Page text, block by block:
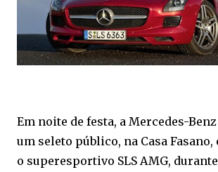
Em noite de festa, a Mercedes-
um seleto público, na Casa Fasano,
o superesportivo SLS AMG,